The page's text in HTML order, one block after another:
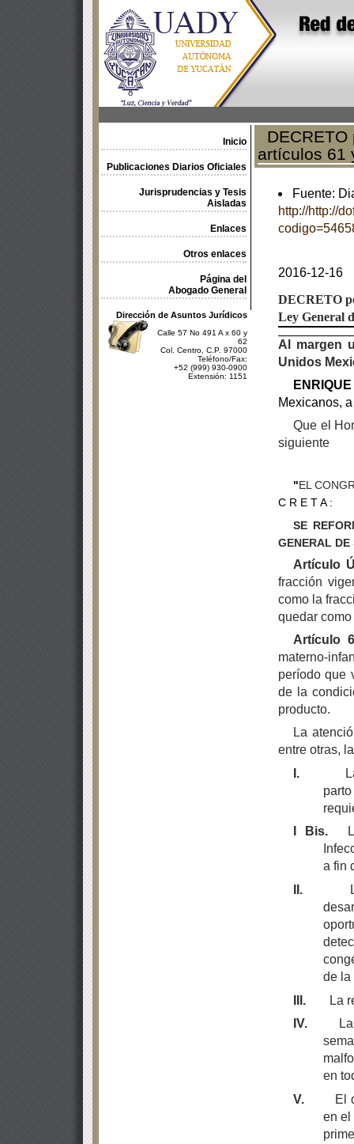
Inicio
Publicaciones Diarios Oficiales
Jurisprudencias y Tesis
Aisladas
Enlaces
Otros enlaces
Página del
Abogado General
Dirección de Asuntos Jurídicos
Calle 57 No 491 A x 60 y
62
Col. Centro, C.P. 97000
Teléfono/Fax:
+52 (999) 930-0900
Extensión: 1151
artículos 61
Fuente:
http://http://
2016-12-16
DECRETO
Ley General
Al margen
Unidos
Mexicanos,
Que el
siguiente
"EL
C R E T A :
SE
GENERAL DE
Artículo
fracción
como la
quedar
Artículo
materno-
período que
de la
producto.
La
entre otras,
I.
I Bis.
a fin
II.
de la
III.
La
IV.
en
V.
El
en el